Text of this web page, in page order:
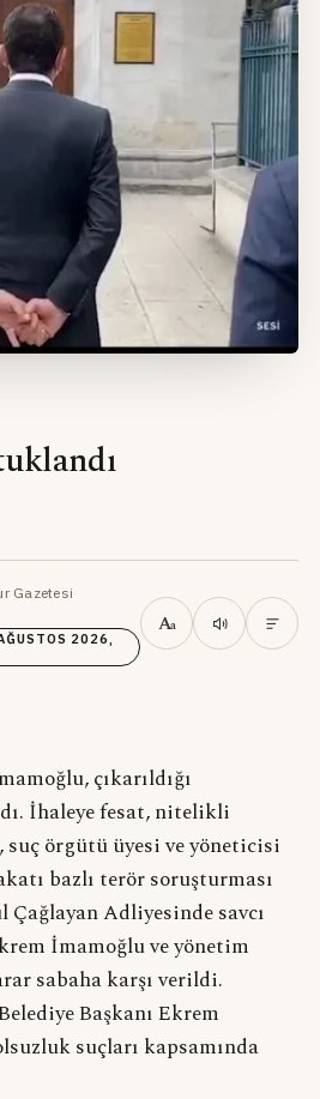
Gazetesi·
2026,
Aa
çıkarıldığı
İhaleye fesat, nitelikli
suç örgütü üyesi ve yöneticisi
bazlı terör soruşturması
Adliyesinde savcı
İmamoğlu ve yönetim
sabaha karşı verildi.
Başkanı Ekrem
suçları kapsamında